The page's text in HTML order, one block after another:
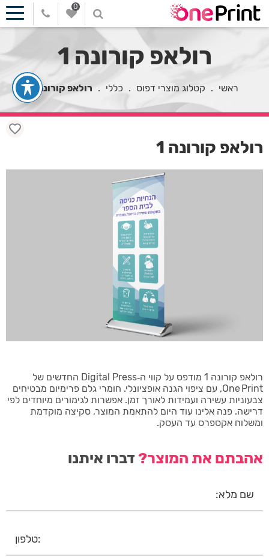
0
רולאפ קורונה 1
ראשי . קטלוג מוצרי דפוס . כללי . רולאפ קורונה 1
רולאפ קורונה 1 מודפס על קווי ה‑Digital Press החדשים של
One Print, עם ציפוי הגנה אופציונלי. חומרי גלם פרימיום מבטיחים
צבעוניות עשירה ועמידות לאורך זמן. אפשרות לגימורים מיוחדים לפי
דרישה. פנה אלינו עוד היום להתאמת המוצר, סקיצה מוקדמת
ומשלוח אקספרס עד העסק.
אהבתם את המוצר?דברו איתנו
רולאפ קורונה 1